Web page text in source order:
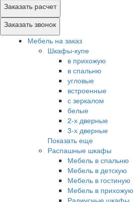
Заказать расчет
Заказать звонок
Мебель на заказ
Шкафы-купе
в прихожую
в спальню
угловые
встроенные
с зеркалом
белые
2-х дверные
3-х дверные
Показать еще
Распашные шкафы
Мебель в спальню
Мебель в детскую
Мебель в гостиную
Мебель в прихожую
Радиусные шкафы